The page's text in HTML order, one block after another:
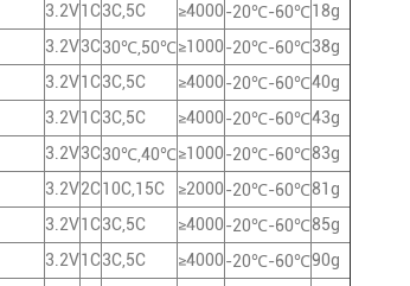
3.2V1C3C,5C ≥4000-20℃-60℃18g
3.2V3C30℃,50℃≥1000-20℃-60℃38g
3.2V1C3C,5C ≥4000-20℃-60℃40g
3.2V1C3C,5C ≥4000-20℃-60℃43g
3.2V3C30℃,40℃≥1000-20℃-60℃83g
3.2V2C10C,15C ≥2000-20℃-60℃81g
3.2V1C3C,5C ≥4000-20℃-60℃85g
3.2V1C3C,5C ≥4000-20℃-60℃90g